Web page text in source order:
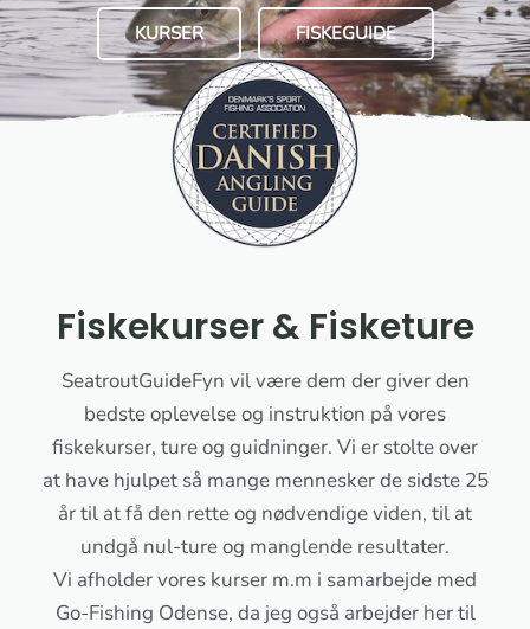
KURSER FISKEGUIDE
Fiskekurser & Fisketure
SeatroutGuideFyn vil være dem der giver den
bedste oplevelse og instruktion på vores
fiskekurser, ture og guidninger. Vi er stolte over
at have hjulpet så mange mennesker de sidste 25
år til at få den rette og nødvendige viden, til at
undgå nul-ture og manglende resultater.
Vi afholder vores kurser m.m i samarbejde med
Go-Fishing Odense, da jeg også arbejder her til